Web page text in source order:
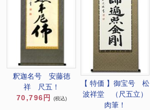
釈迦名号 安藤徳
祥 尺五！
70,796円
(税込)
【 特価 】御宝号 松
波祥堂 （尺五立）
肉筆！